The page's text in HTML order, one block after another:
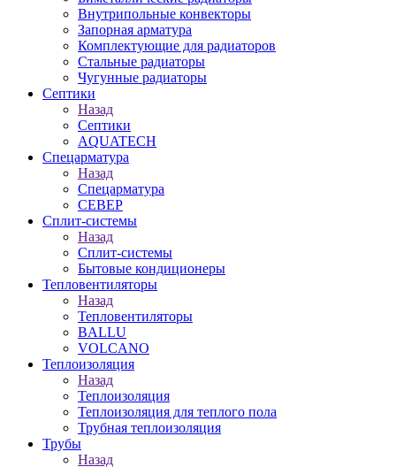
Внутрипольные конвекторы
Запорная арматура
Комплектующие для радиаторов
Стальные радиаторы
Чугунные радиаторы
Септики
Назад
Септики
AQUATECH
Спецарматура
Назад
Спецарматура
СЕВЕР
Сплит-системы
Назад
Сплит-системы
Бытовые кондиционеры
Тепловентиляторы
Назад
Тепловентиляторы
BALLU
VOLCANO
Теплоизоляция
Назад
Теплоизоляция
Теплоизоляция для теплого пола
Трубная теплоизоляция
Трубы
Назад